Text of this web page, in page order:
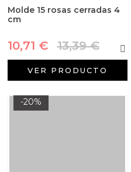
Molde 15 rosas cerradas 4
cm
10,71 € 13,39 €
VER PRODUCTO
-20%